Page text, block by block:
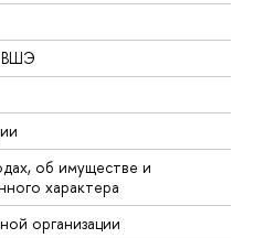
ВШЭ
об имуществе и
характера
организации